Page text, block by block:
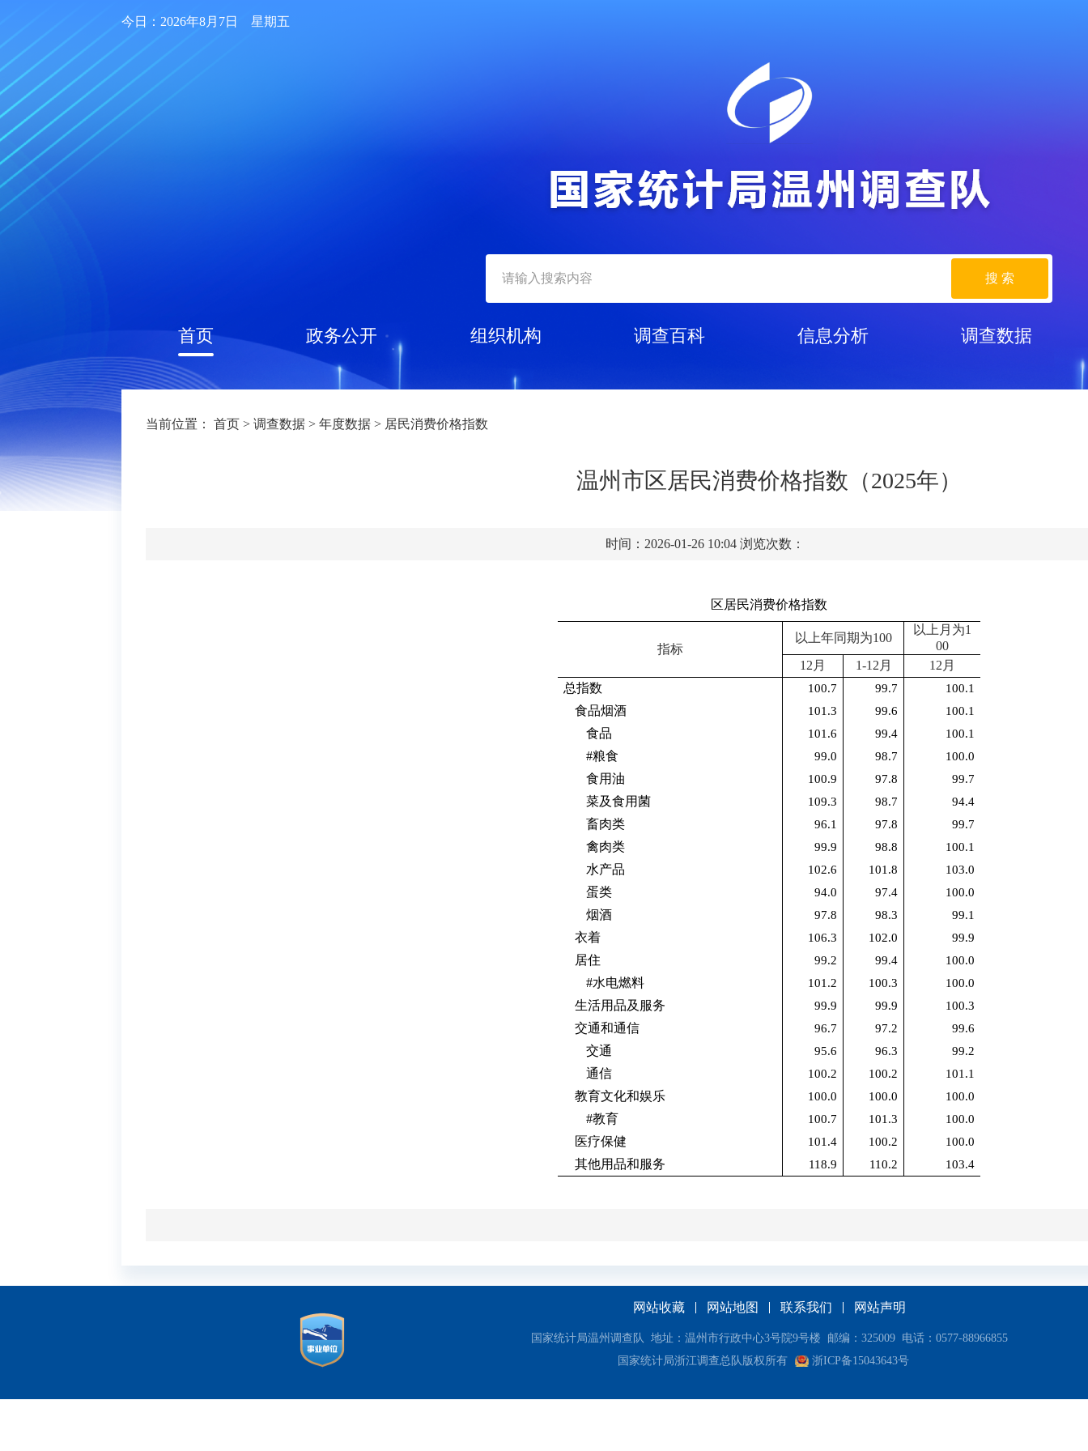
今日：2026年8月7日 星期五
搜 索
首页 政务公开 组织机构 调查百科 信息分析 调查数据
当前位置： 首页 > 调查数据 > 年度数据 > 居民消费价格指数
温州市区居民消费价格指数（2025年）
时间：2026-01-26 10:04 浏览次数：
区居民消费价格指数
指标
以上年同期为100
以上月为1
00
12 月 1-12 月 12 月
总指数
100.7 99.7 100.1
食品烟酒 101.3 99.6 100.1
食品 101.6 99.4 100.1
#粮食 99.0 98.7 100.0
食用油 100.9 97.8 99.7
菜及食用菌 109.3 98.7 94.4
畜肉类 96.1 97.8 99.7
禽肉类 99.9 98.8 100.1
水产品 102.6 101.8 103.0
蛋类 94.0 97.4 100.0
烟酒 97.8 98.3 99.1
衣着 106.3 102.0 99.9
居住 99.2 99.4 100.0
#水电燃料 101.2 100.3 100.0
生活用品及服务 99.9 99.9 100.3
交通和通信 96.7 97.2 99.6
交通 95.6 96.3 99.2
通信 100.2 100.2 101.1
教育文化和娱乐 100.0 100.0 100.0
#教育 100.7 101.3 100.0
医疗保健 101.4 100.2 100.0
其他用品和服务 118.9 110.2 103.4
网站收藏 网站地图 联系我们 网站声明
国家统计局温州调查队 地址：温州市行政中心3号院9号楼 邮编：325009 电话：0577-88966855
国家统计局浙江调查总队版权所有
浙ICP备15043643号